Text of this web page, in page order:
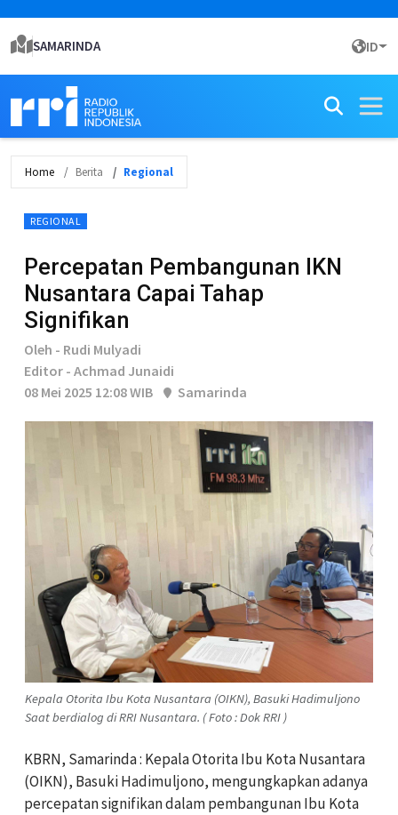
SAMARINDA ID
Home Berita Regional
REGIONAL
Percepatan Pembangunan IKN
Nusantara Capai Tahap
Signifikan
Oleh - Rudi Mulyadi
Editor - Achmad Junaidi
08 Mei 2025 12:08 WIB
Samarinda
Kepala Otorita Ibu Kota Nusantara (OIKN), Basuki Hadimuljono
Saat berdialog di RRI Nusantara. ( Foto : Dok RRI )
KBRN, Samarinda : Kepala Otorita Ibu Kota Nusantara
(OIKN), Basuki Hadimuljono, mengungkapkan adanya
percepatan signifikan dalam pembangunan Ibu Kota